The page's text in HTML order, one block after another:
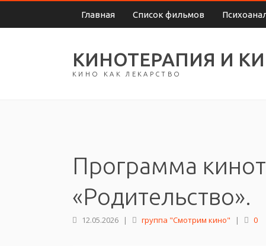
Главная Список фильмов
КИНОТЕРАПИЯ И
КИНО КАК ЛЕКАРСТВО
Программа
«Родительство».
12.05.2026 | группа "Смотрим кино" | 0